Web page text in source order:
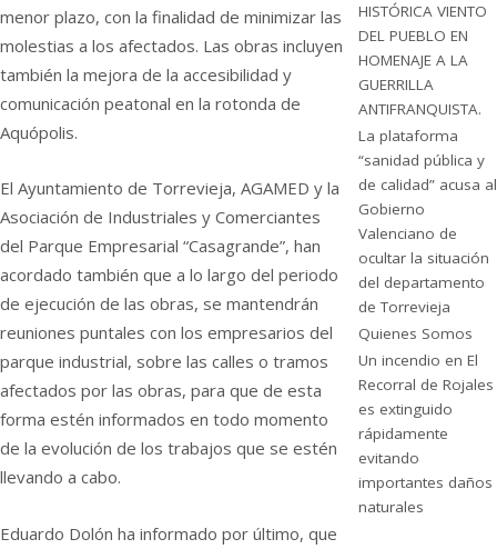
menor plazo, con la finalidad de minimizar las
molestias a los afectados. Las obras incluyen
también la mejora de la accesibilidad y
comunicación peatonal en la rotonda de
Aquópolis.
El Ayuntamiento de Torrevieja, AGAMED y la
Asociación de Industriales y Comerciantes
del Parque Empresarial “Casagrande”, han
acordado también que a lo largo del periodo
de ejecución de las obras, se mantendrán
reuniones puntales con los empresarios del
parque industrial, sobre las calles o tramos
afectados por las obras, para que de esta
forma estén informados en todo momento
de la evolución de los trabajos que se estén
llevando a cabo.
Eduardo Dolón ha informado por último, que
HISTÓRICA VIENTO
DEL PUEBLO EN
HOMENAJE A LA
GUERRILLA
ANTIFRANQUISTA.
La plataforma
“sanidad pública y
de calidad” acusa al
Gobierno
Valenciano de
ocultar la situación
del departamento
de Torrevieja
Quienes Somos
Un incendio en El
Recorral de Rojales
es extinguido
rápidamente
evitando
importantes daños
naturales